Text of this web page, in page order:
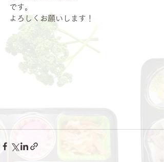
です。
よろしくお願いします！